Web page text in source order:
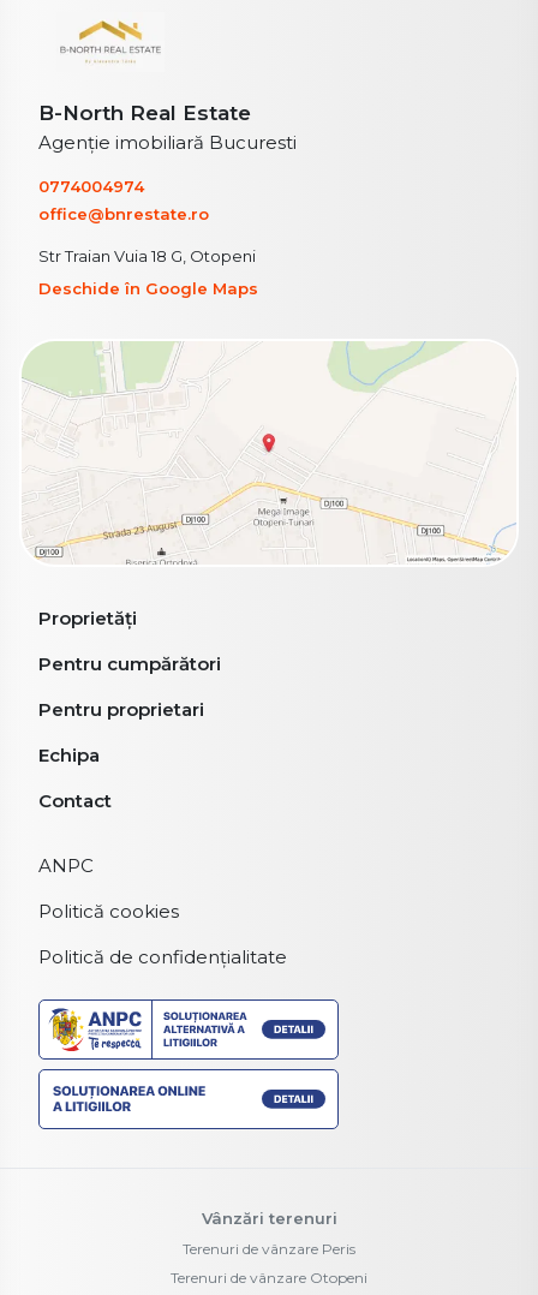
B-North Real Estate
Agenție imobiliară Bucuresti
0774004974
office@bnrestate.ro
Str Traian Vuia 18 G, Otopeni
Deschide în Google Maps
Proprietăți
Pentru cumpărători
Pentru proprietari
Echipa
Contact
ANPC
Politică cookies
Politică de confidențialitate
Vânzări terenuri
Terenuri de vânzare Peris
Terenuri de vânzare Otopeni